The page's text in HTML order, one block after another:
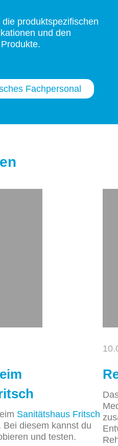
produktspezifischen
und den
Fachpersonal
Sanitätshaus Fritsch
Bei diesem kannst du
und testen.